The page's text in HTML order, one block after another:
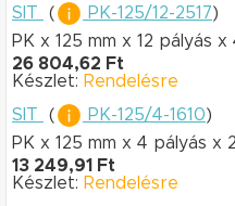
SIT
( PK-125/12-2517)
PK x 125 mm x 12 pályás x
26 804,62 Ft
Készlet: Rendelésre
SIT
( PK-125/4-1610)
PK x 125 mm x 4 pályás x
13 249,91 Ft
Készlet: Rendelésre